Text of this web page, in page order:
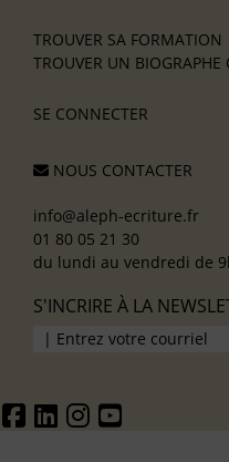
TROUVER SA FORMATION
TROUVER UN BIOGRAPHE
SE CONNECTER
NOUS CONTACTER
info@aleph-ecriture.fr
01 80 05 21 30
du lundi au vendredi de
S'INCRIRE À LA